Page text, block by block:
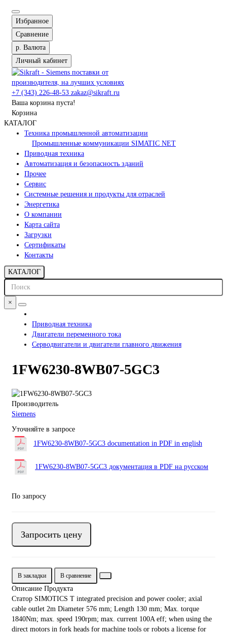
Избранное
Сравнение
р. Валюта
Личный кабинет
+7 (343) 226-48-53 zakaz@sikraft.ru
Ваша корзина пуста!
Корзина
КАТАЛОГ
Техника промышленной автоматизации
Промышленные коммуникации SIMATIC NET
Приводная техника
Автоматизация и безопасность зданий
Прочее
Сервис
Системные решения и продукты для отраслей
Энергетика
О компании
Карта сайта
Загрузки
Сертификаты
Контакты
КАТАЛОГ
×
Приводная техника
Двигатели переменного тока
Серводвигатели и двигатели главного движения
1FW6230-8WB07-5GC3
Производитель
Siemens
Уточняйте в запросе
1FW6230-8WB07-5GC3 documentation in PDF in english
1FW6230-8WB07-5GC3 документация в PDF на русском
По запросу
Запросить цену
В закладки В сравнение
Описание Продукта
Статор SIMOTICS T integrated precision and power cooler; axial
cable outlet 2m Diameter 576 mm; Length 130 mm; Max. torque
1840Nm; max. speed 190rpm; max. current 100A eff; when using the
direct motors in fork heads for machine tools or robots a license for